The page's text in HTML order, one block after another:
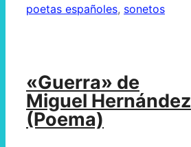
poetas españoles, sonetos
«Guerra» de
Miguel Hernández
(Poema)